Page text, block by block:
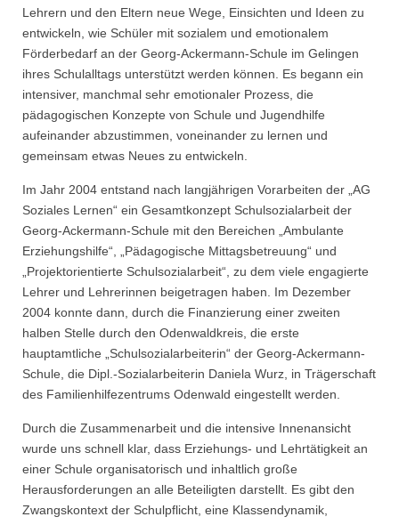
Lehrern und den Eltern neue Wege, Einsichten und Ideen zu
entwickeln, wie Schüler mit sozialem und emotionalem
Förderbedarf an der Georg-Ackermann-Schule im Gelingen
ihres Schulalltags unterstützt werden können. Es begann ein
intensiver, manchmal sehr emotionaler Prozess, die
pädagogischen Konzepte von Schule und Jugendhilfe
aufeinander abzustimmen, voneinander zu lernen und
gemeinsam etwas Neues zu entwickeln.
Im Jahr 2004 entstand nach langjährigen Vorarbeiten der „AG
Soziales Lernen“ ein Gesamtkonzept Schulsozialarbeit der
Georg-Ackermann-Schule mit den Bereichen „Ambulante
Erziehungshilfe“, „Pädagogische Mittagsbetreuung“ und
„Projektorientierte Schulsozialarbeit“, zu dem viele engagierte
Lehrer und Lehrerinnen beigetragen haben. Im Dezember
2004 konnte dann, durch die Finanzierung einer zweiten
halben Stelle durch den Odenwaldkreis, die erste
hauptamtliche „Schulsozialarbeiterin“ der Georg-Ackermann-
Schule, die Dipl.-Sozialarbeiterin Daniela Wurz, in Trägerschaft
des Familienhilfezentrums Odenwald eingestellt werden.
Durch die Zusammenarbeit und die intensive Innenansicht
wurde uns schnell klar, dass Erziehungs- und Lehrtätigkeit an
einer Schule organisatorisch und inhaltlich große
Herausforderungen an alle Beteiligten darstellt. Es gibt den
Zwangskontext der Schulpflicht, eine Klassendynamik,